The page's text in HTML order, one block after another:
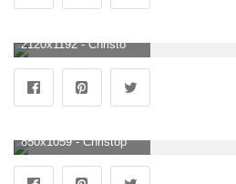
2120x1192 - Christoph Waltz Wallpaper 4k Download. Christoph Waltz Hintergrund .
850x1059 - Christoph Waltz Gallery HD phone wallpaper. Christoph Waltz Hintergrundbild für Handy.